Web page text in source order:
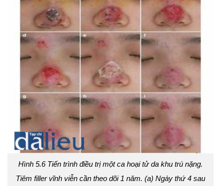
Hình 5.6 Tiến trình điều trị một ca hoại tử da khu trú nặng.
Tiêm filler vĩnh viễn cần theo dõi 1 năm. (a) Ngày thứ 4 sau